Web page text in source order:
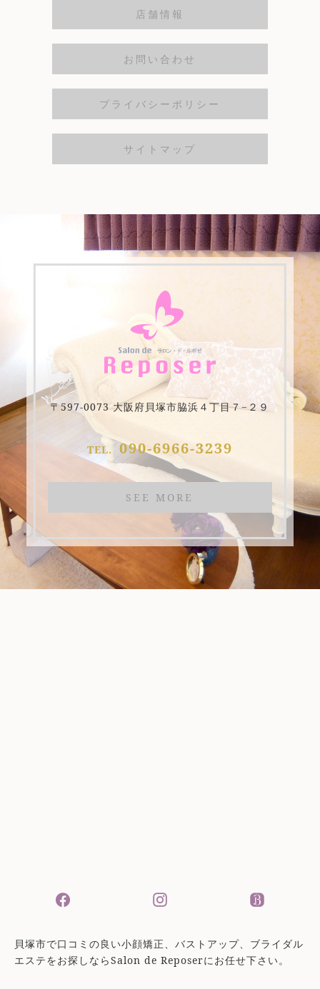
店舗情報
お問い合わせ
プライバシーポリシー
サイトマップ
〒597-0073 大阪府貝塚市脇浜４丁目７−２９
TEL. 090-6966-3239
SEE MORE
貝塚市で口コミの良い小顔矯正、バストアップ、ブライダル
エステをお探しならSalon de Reposerにお任せ下さい。